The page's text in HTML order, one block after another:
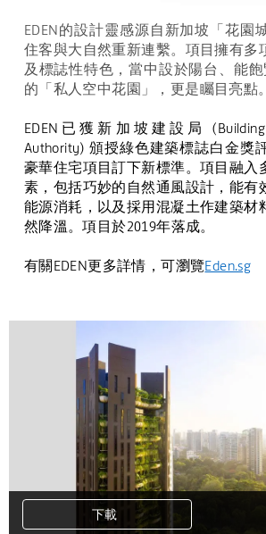
EDEN的設計靈感源自新加坡「花園
住客與大自然重新連繫。項目擁有多
及標誌性特色，當中設於陽台、能飽
的「私人空中花園」，更是矚目亮點。
EDEN 已獲新加坡建設局
Authority) 頒授綠色建築標誌白金獎
豪華住宅項目訂下新標準。項目融入
素，包括巧妙的自然通風設計，能有
能源消耗，以及採用混凝土作建築材
然降溫。項目於2019年落成。
有關EDEN更多詳情，可瀏覽Eden.sg
下載
下載
下載